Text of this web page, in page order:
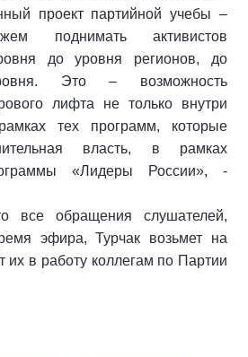
проект партийной учебы –
поднимать активистов
до уровня регионов, до
Это – возможность
лифта не только внутри
тех программ, которые
власть, в рамках
«Лидеры России», -
все обращения слушателей,
эфира, Турчак возьмет на
их в работу коллегам по Партии